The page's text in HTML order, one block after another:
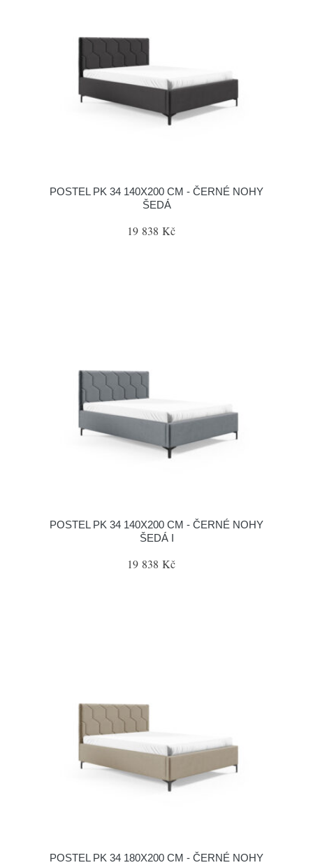
POSTEL PK 34 140X200 CM - ČERNÉ NOHY
ŠEDÁ
19 838 Kč
POSTEL PK 34 140X200 CM - ČERNÉ NOHY
ŠEDÁ I
19 838 Kč
POSTEL PK 34 180X200 CM - ČERNÉ NOHY